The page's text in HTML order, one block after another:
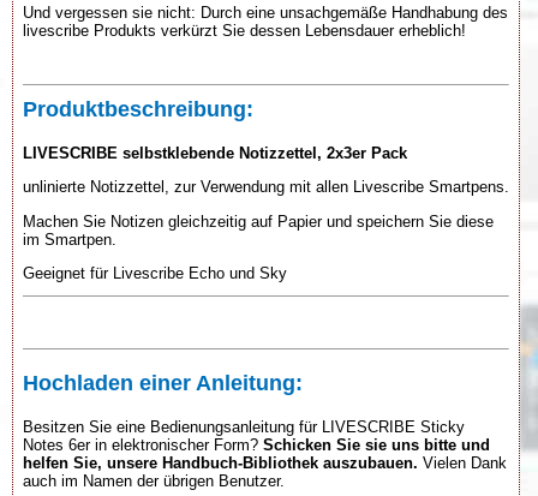
Und vergessen sie nicht: Durch eine unsachgemäße Handhabung des
livescribe Produkts verkürzt Sie dessen Lebensdauer erheblich!
Produktbeschreibung:
LIVESCRIBE selbstklebende Notizzettel, 2x3er Pack
unlinierte Notizzettel, zur Verwendung mit allen Livescribe Smartpens.
Machen Sie Notizen gleichzeitig auf Papier und speichern Sie diese
im Smartpen.
Geeignet für Livescribe Echo und Sky
Hochladen einer Anleitung:
Besitzen Sie eine Bedienungsanleitung für LIVESCRIBE Sticky
Notes 6er in elektronischer Form? Schicken Sie sie uns bitte und
helfen Sie, unsere Handbuch-Bibliothek auszubauen. Vielen Dank
auch im Namen der übrigen Benutzer.